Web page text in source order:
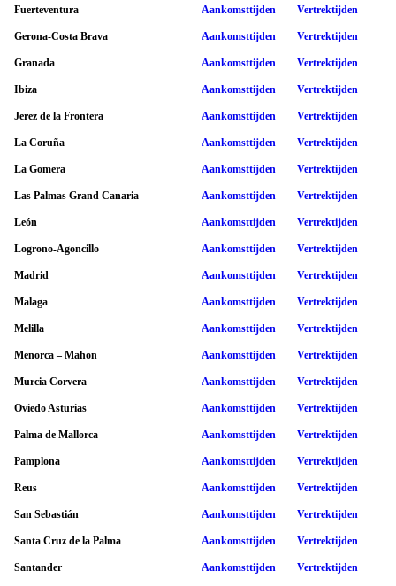
Fuerteventura Aankomsttijden Vertrektijden
Gerona-Costa Brava Aankomsttijden Vertrektijden
Granada Aankomsttijden Vertrektijden
Ibiza Aankomsttijden Vertrektijden
Jerez de la Frontera Aankomsttijden Vertrektijden
La Coruña Aankomsttijden Vertrektijden
La Gomera Aankomsttijden Vertrektijden
Las Palmas Grand Canaria Aankomsttijden Vertrektijden
León Aankomsttijden Vertrektijden
Logrono-Agoncillo Aankomsttijden Vertrektijden
Madrid Aankomsttijden Vertrektijden
Malaga Aankomsttijden Vertrektijden
Melilla Aankomsttijden Vertrektijden
Menorca – Mahon Aankomsttijden Vertrektijden
Murcia Corvera Aankomsttijden Vertrektijden
Oviedo Asturias Aankomsttijden Vertrektijden
Palma de Mallorca Aankomsttijden Vertrektijden
Pamplona Aankomsttijden Vertrektijden
Reus Aankomsttijden Vertrektijden
San Sebastián Aankomsttijden Vertrektijden
Santa Cruz de la Palma Aankomsttijden Vertrektijden
Santander Aankomsttijden Vertrektijden